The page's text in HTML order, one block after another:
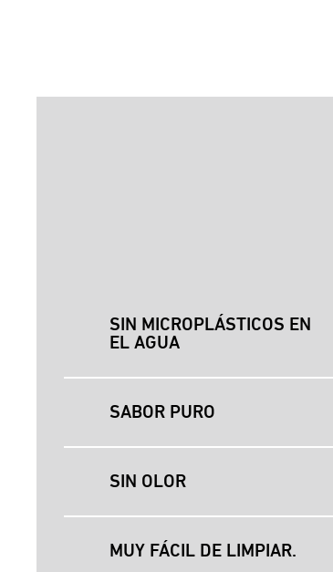
SIN MICROPLÁSTICOS EN
EL AGUA
SABOR PURO
SIN OLOR
MUY FÁCIL DE LIMPIAR.